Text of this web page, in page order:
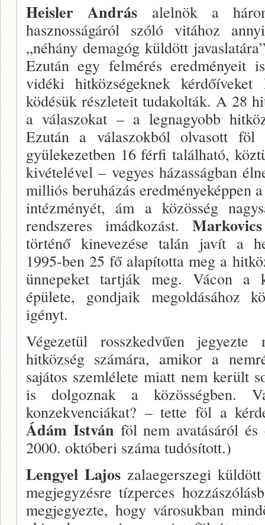
Heisler András alelnök a
hasznosságáról szóló vitához
„néhány demagóg küldött
Ezután egy felmérés eredményeit
vidéki hitközségeknek
ködésük részleteit tudakolták. A 28
a válaszo­kat – a legnagyobb
Ezután a válaszokból ol­vasott föl
gyülekezetben 16 férfi található,
kivételé­vel – vegyes házasságban
milliós beruházás eredményeképpen
intézményét, ám a közös­ség
rendszeres imádkozást.
történő kineve­zése talán javít a
1995-ben 25 fő alapította meg a
ünnepeket tartják meg. Vácon a
épülete, gondjaik megoldásához
igényt.
Végezetül rosszkedvűen
hitközség szá­mára, amikor a
sajátos szemlélete miatt nem került
is dolgoznak a közösségben.
konzekvenciákat? – tette föl a
Ádám István föl nem avatásáról
2000. októ­beri száma tudósított.)
Lengyel Lajoszalaegerszegi
megjegyzés­re tízperces
megjegyezte, hogy váro­sukban